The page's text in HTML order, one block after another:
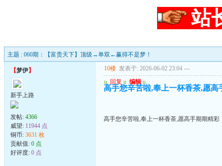
站
主题 : 060期：【富贵天下】顶级→单双←赢得不是梦！
【梦伊】
新手上路
发帖: 4366
威望: 11944 点
铜币: 3631 枚
贡献值: 0 点
好评度: 0 点
10楼 发表于: 2026-06-02 23:04 ---
u 回复 u 编辑 u
高手您辛苦啦,奉上一杯香茶,愿高
高手您辛苦啦,奉上一杯香茶,愿高手期期精彩